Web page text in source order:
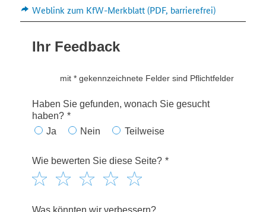
Weblink zum KfW-Merkblatt (PDF, barrierefrei)